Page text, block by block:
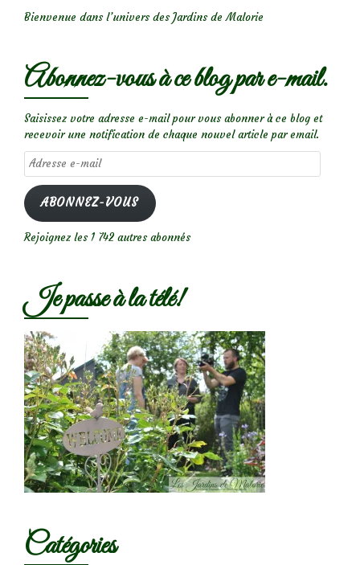
Bienvenue dans l’univers des Jardins de Malorie
Abonnez-vous à ce blog par e-mail.
Saisissez votre adresse e-mail pour vous abonner à ce blog et
recevoir une notification de chaque nouvel article par email.
Adresse
e-
mail
ABONNEZ-VOUS
Rejoignez les 1 742 autres abonnés
Je passe à la télé!
Catégories